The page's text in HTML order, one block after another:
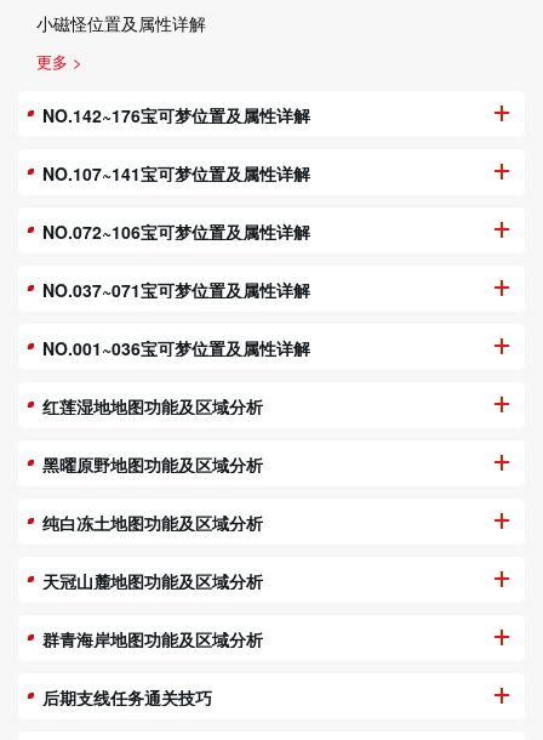
小磁怪位置及属性详解
更多 >
NO.142~176宝可梦位置及属性详解
NO.107~141宝可梦位置及属性详解
NO.072~106宝可梦位置及属性详解
NO.037~071宝可梦位置及属性详解
NO.001~036宝可梦位置及属性详解
红莲湿地地图功能及区域分析
黑曜原野地图功能及区域分析
纯白冻土地图功能及区域分析
天冠山麓地图功能及区域分析
群青海岸地图功能及区域分析
后期支线任务通关技巧